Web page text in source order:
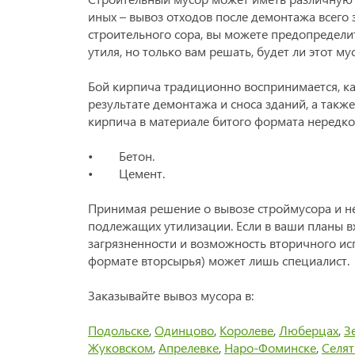
иных – вывоз отходов после демонтажа
строительного сора, вы можете
утиля, но только вам решать, будет ли этот
Бой кирпича традиционно воспринимается,
результате демонтажа и сноса зданий, а
кирпича в материале битого формата нередко
• Бетон.
• Цемент.
Принимая решение о вывозе строймусора и
подлежащих утилизации. Если в ваши планы
загрязненности и возможность вторичного
формате вторсырья) может лишь специалист.
Заказывайте вывоз мусора в:
Подольске,Одинцово, Королеве, Люберцах,
Жуковском,Апрелевке, Наро-Фоминске,